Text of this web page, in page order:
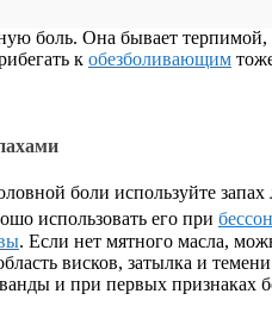
боль. Она бывает терпимой,
к обезболивающим
боли используйте
использовать его при
. Если нет мятного масла,
висков, затылка и
и при первых признаках